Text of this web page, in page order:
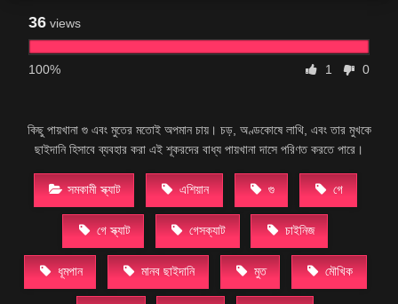
36 views
100% 1 0
কিছু পায়খানা গু এবং মুতের মতোই অপমান চায়। চড়, অণ্ডকোষে লাথি, এবং তার মুখকে
ছাইদানি হিসাবে ব্যবহার করা এই শূকরদের বাধ্য পায়খানা দাসে পরিণত করতে পারে।
সমকামী স্ক্যাট এশিয়ান গু গে
গে স্ক্যাট গেসক্যাট চাইনিজ
ধূমপান মানব ছাইদানি মুত মৌখিক